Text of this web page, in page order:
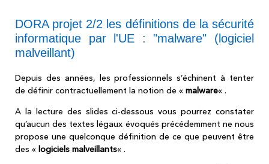
DORA projet 2/2 les définitions de la sécurité
informatique par l'UE : "malware" (logiciel
malveillant)
Depuis des années, les professionnels s’échinent à tenter
de définir contractuellement la notion de « malware« .
A la lecture des slides ci-dessous vous pourrez constater
qu’aucun des textes légaux évoqués précédemment ne nous
propose une quelconque définition de ce que peuvent être
des « logiciels malveillants« .